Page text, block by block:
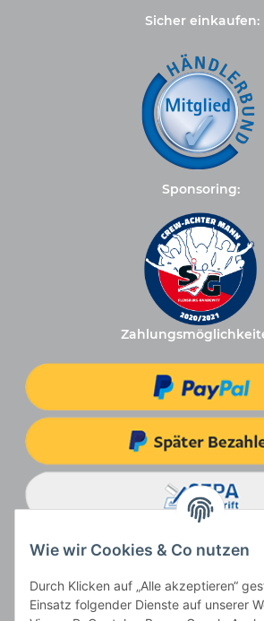
Sicher einkaufen:
Sponsoring:
Wie wir Cookies & Co nutzen
Durch Klicken auf „Alle akzeptieren“
Einsatz folgender Dienste auf unserer